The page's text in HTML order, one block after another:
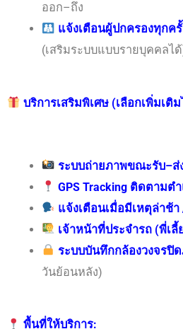
ออก–ถึง
แจ้งเตือนผู้ปกครองทุกครั้
(เสริมระบบแบบรายบุคคลไ
บริการเสริมพิเศษ (เลือกเพิ่มเติ
ระบบถ่ายภาพขณะรับ–ส่
GPS Tracking ติดตามต
แจ้งเตือนเมื่อมีเหตุล่าช้
เจ้าหน้าที่ประจำรถ (พี่เลี้
ระบบบันทึกกล้องวงจรปิ
วันย้อนหลัง)
พื้นที่ให้บริการ: